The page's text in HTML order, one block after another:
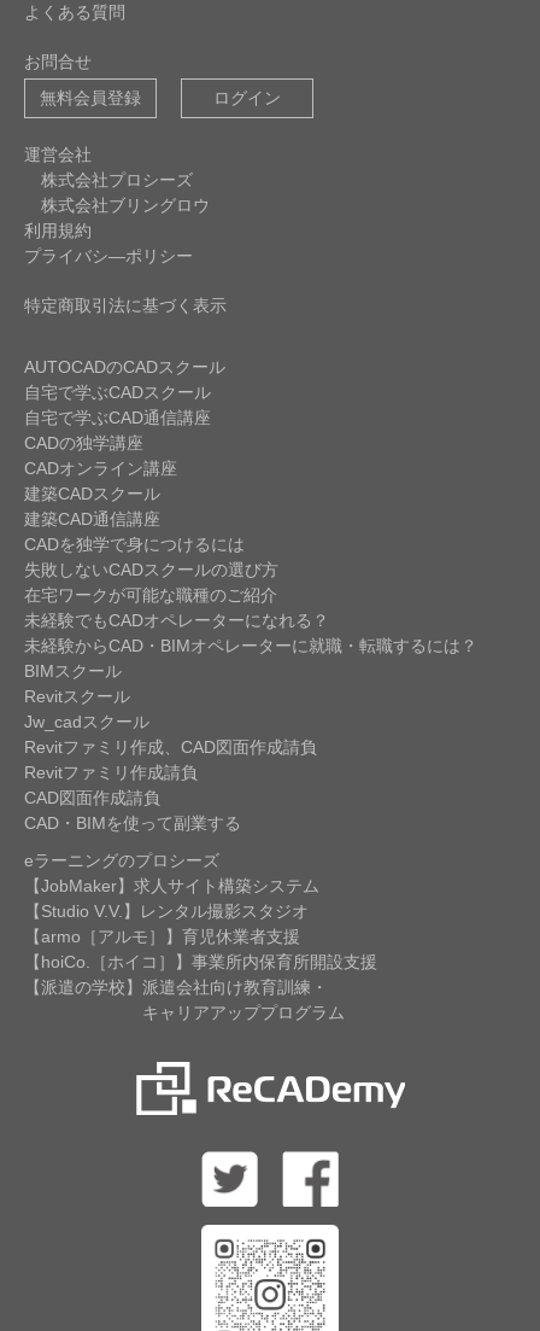
よくある質問
お問合せ
無料会員登録
ログイン
運営会社
株式会社プロシーズ
株式会社ブリングロウ
利用規約
プライバシ―ポリシー
特定商取引法に基づく表示
AUTOCADのCADスクール
自宅で学ぶCADスクール
自宅で学ぶCAD通信講座
CADの独学講座
CADオンライン講座
建築CADスクール
建築CAD通信講座
CADを独学で身につけるには
失敗しないCADスクールの選び方
在宅ワークが可能な職種のご紹介
未経験でもCADオペレーターになれる？
未経験からCAD・BIMオペレーターに就職・転職するには？
BIMスクール
Revitスクール
Jw_cadスクール
Revitファミリ作成、CAD図面作成請負
Revitファミリ作成請負
CAD図面作成請負
CAD・BIMを使って副業する
eラーニングのプロシーズ
【JobMaker】求人サイト構築システム
【Studio V.V.】レンタル撮影スタジオ
【armo［アルモ］】育児休業者支援
【hoiCo.［ホイコ］】事業所内保育所開設支援
【派遣の学校】派遣会社向け教育訓練・
キャリアアッププログラム